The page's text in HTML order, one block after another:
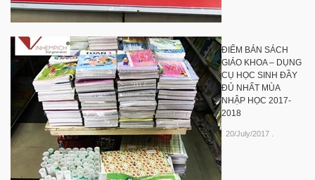
ĐIỂM BÁN SÁCH
GIÁO KHOA – DỤNG
CỤ HỌC SINH ĐẦY
ĐỦ NHẤT MÙA
NHẬP HỌC 2017-
2018
20/July/2017